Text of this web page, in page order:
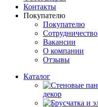
Контакты
Покупателю
Покупателю
Сотрудничество
Вакансии
О компании
Отзывы
Каталог
декор